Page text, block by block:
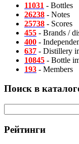
11031 - Bottles
26238 - Notes
25738 - Scores
455 - Brands /
400 -
637 - Distillery
10845 - Bottle
193 - Members
Поиск в
Рейтинги